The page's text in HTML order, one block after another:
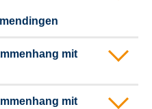
mit
mit